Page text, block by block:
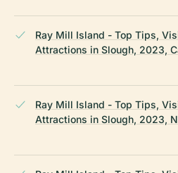
Ray Mill Island - Top Tips,
Attractions in Slough, 2023,
Ray Mill Island - Top Tips,
Attractions in Slough, 2023,